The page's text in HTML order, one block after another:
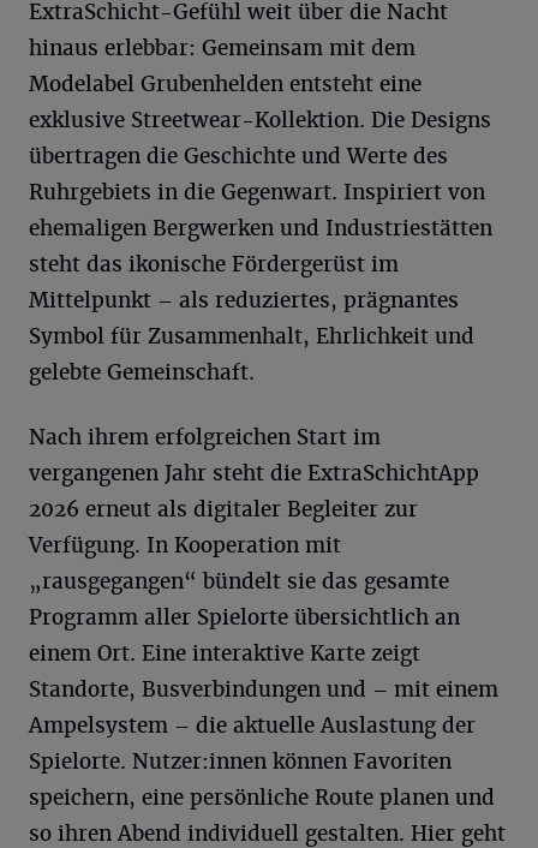
ExtraSchicht-Gefühl weit über die Nacht
hinaus erlebbar: Gemeinsam mit dem
Modelabel Grubenhelden entsteht eine
exklusive Streetwear-Kollektion. Die Designs
übertragen die Geschichte und Werte des
Ruhrgebiets in die Gegenwart. Inspiriert von
ehemaligen Bergwerken und Industriestätten
steht das ikonische Fördergerüst im
Mittelpunkt – als reduziertes, prägnantes
Symbol für Zusammenhalt, Ehrlichkeit und
gelebte Gemeinschaft.
Nach ihrem erfolgreichen Start im
vergangenen Jahr steht die ExtraSchichtApp
2026 erneut als digitaler Begleiter zur
Verfügung. In Kooperation mit
„rausgegangen“ bündelt sie das gesamte
Programm aller Spielorte übersichtlich an
einem Ort. Eine interaktive Karte zeigt
Standorte, Busverbindungen und – mit einem
Ampelsystem – die aktuelle Auslastung der
Spielorte. Nutzer:innen können Favoriten
speichern, eine persönliche Route planen und
so ihren Abend individuell gestalten. Hier geht